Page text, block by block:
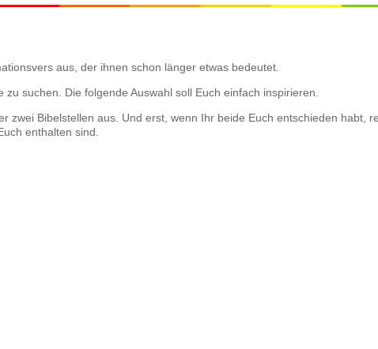
aus, der ihnen schon länger etwas bedeutet.
suchen. Die folgende Auswahl soll Euch einfach inspirieren.
zwei Bibelstellen aus. Und erst, wenn Ihr beide Euch entschieden habt,
enthalten sind.